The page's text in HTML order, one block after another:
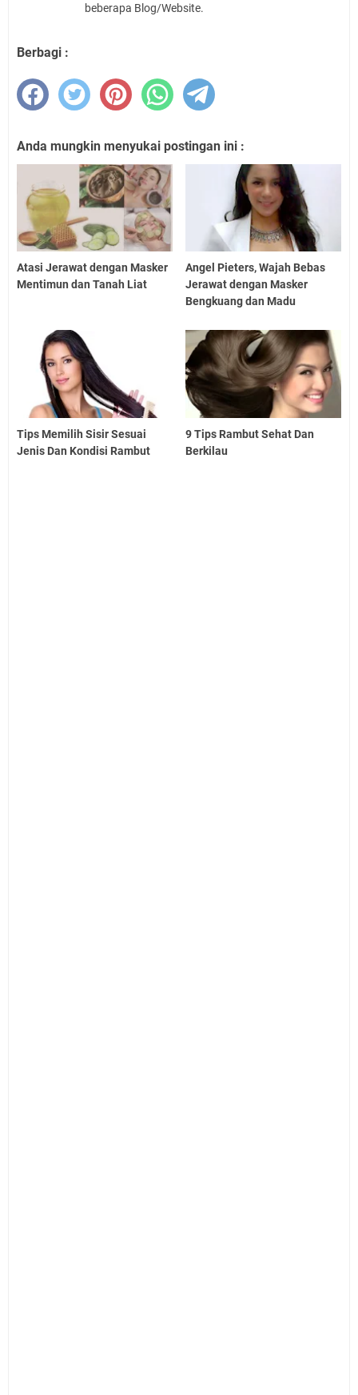
beberapa Blog/Website.
Berbagi :
Anda mungkin menyukai postingan ini :
Atasi Jerawat dengan Masker
Mentimun dan Tanah Liat
Angel Pieters, Wajah Bebas
Jerawat dengan Masker
Bengkuang dan Madu
Tips Memilih Sisir Sesuai
Jenis Dan Kondisi Rambut
9 Tips Rambut Sehat Dan
Berkilau